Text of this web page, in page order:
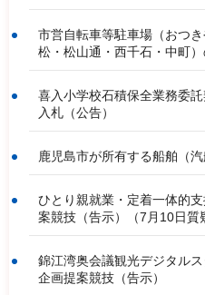
市営自転車等駐車場（おつ
松・松山通・西千石・中町
喜入小学校石積保全業務委
入札（公告）
鹿児島市が所有する船舶（
ひとり親就業・定着一体的
案競技（告示）（7月10日質
錦江湾奥会議観光デジタル
企画提案競技（告示）